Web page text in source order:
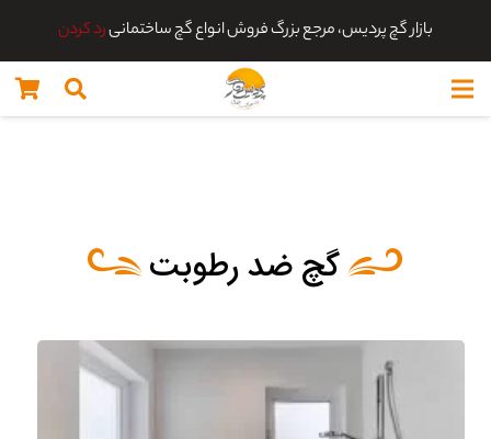
بازار گچ پردیس، مرجع بزرگ فروش انواع گچ ساختمانیرد کردن
گچ ضد رطوبت